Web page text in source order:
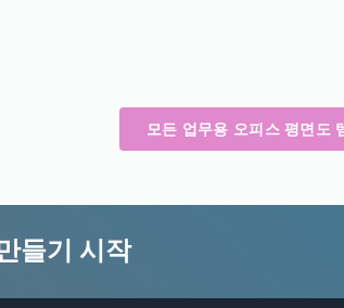
모든 업무용 오피스 평면도
들기 시작